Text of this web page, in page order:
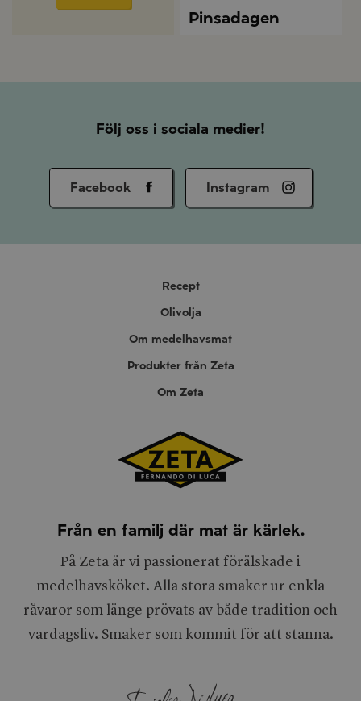
Pinsadagen
Följ oss i sociala medier!
Facebook Instagram
Recept
Olivolja
Om medelhavsmat
Produkter från Zeta
Om Zeta
Från en familj där mat är kärlek.
På Zeta är vi passionerat förälskade i
medelhavsköket. Alla stora smaker ur enkla
råvaror som länge prövats av både tradition och
vardagsliv. Smaker som kommit för att stanna.